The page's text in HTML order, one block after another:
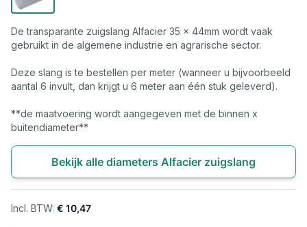
De transparante zuigslang Alfacier 35 x 44mm wordt vaak
gebruikt in de algemene industrie en agrarische sector.
Deze slang is te bestellen per meter (wanneer u bijvoorbeeld
aantal 6 invult, dan krijgt u 6 meter aan één stuk geleverd).
**de maatvoering wordt aangegeven met de binnen x
buitendiameter**
Bekijk alle diameters Alfacier zuigslang
€ 10,47